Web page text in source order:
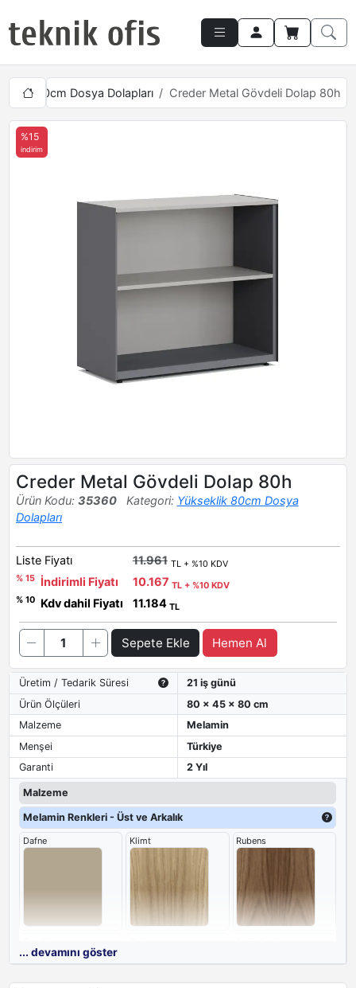
80cm Dosya Dolapları Creder Metal Gövdeli Dolap 80h
%15
indirim
Creder Metal Gövdeli Dolap 80h
Ürün Kodu: 35360 Kategori: Yükseklik 80cm Dosya
Dolapları
Liste Fiyatı 11.961 TL + %10 KDV
% 15
İndirimli Fiyatı 10.167 TL + %10 KDV
% 10
Kdv dahil Fiyatı 11.184 TL
Sepete Ekle Hemen Al
Üretim / Tedarik Süresi
21 iş günü
Ürün Ölçüleri
80 x 45 x 80 cm
Malzeme
Melamin
Menşei
Türkiye
Garanti
2 Yıl
Malzeme
Melamin Renkleri - Üst ve Arkalık
Dafne Klimt Rubens
... devamını göster